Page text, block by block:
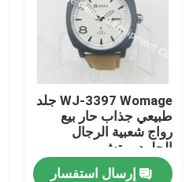
معلومات عنا
جولة في المعمل
مراقبة الجودة
اتصل بنا
WJ-3397 Womage جلد
طبيعي جذاب حار بيع
رواج شعبية الرجال
الجلود ووتش
إرسال استفسار